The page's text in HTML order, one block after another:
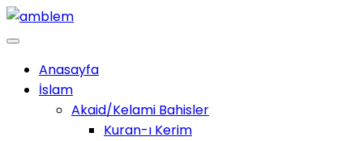
Anasayfa
İslam
Akaid/Kelami Bahisler
Kuran-ı Kerim